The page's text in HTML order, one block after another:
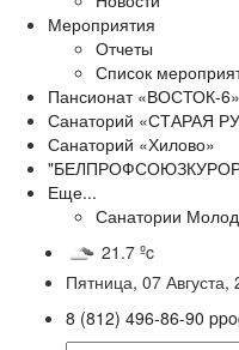
Мероприятия
Отчеты
Список
Пансионат «ВОСТОК-6»
Санаторий «СТАРАЯ
Санаторий «Хилово»
Еще...
Санатории
21.7 ºc
Пятница, 07 Августа,
8 (812) 496-86-90